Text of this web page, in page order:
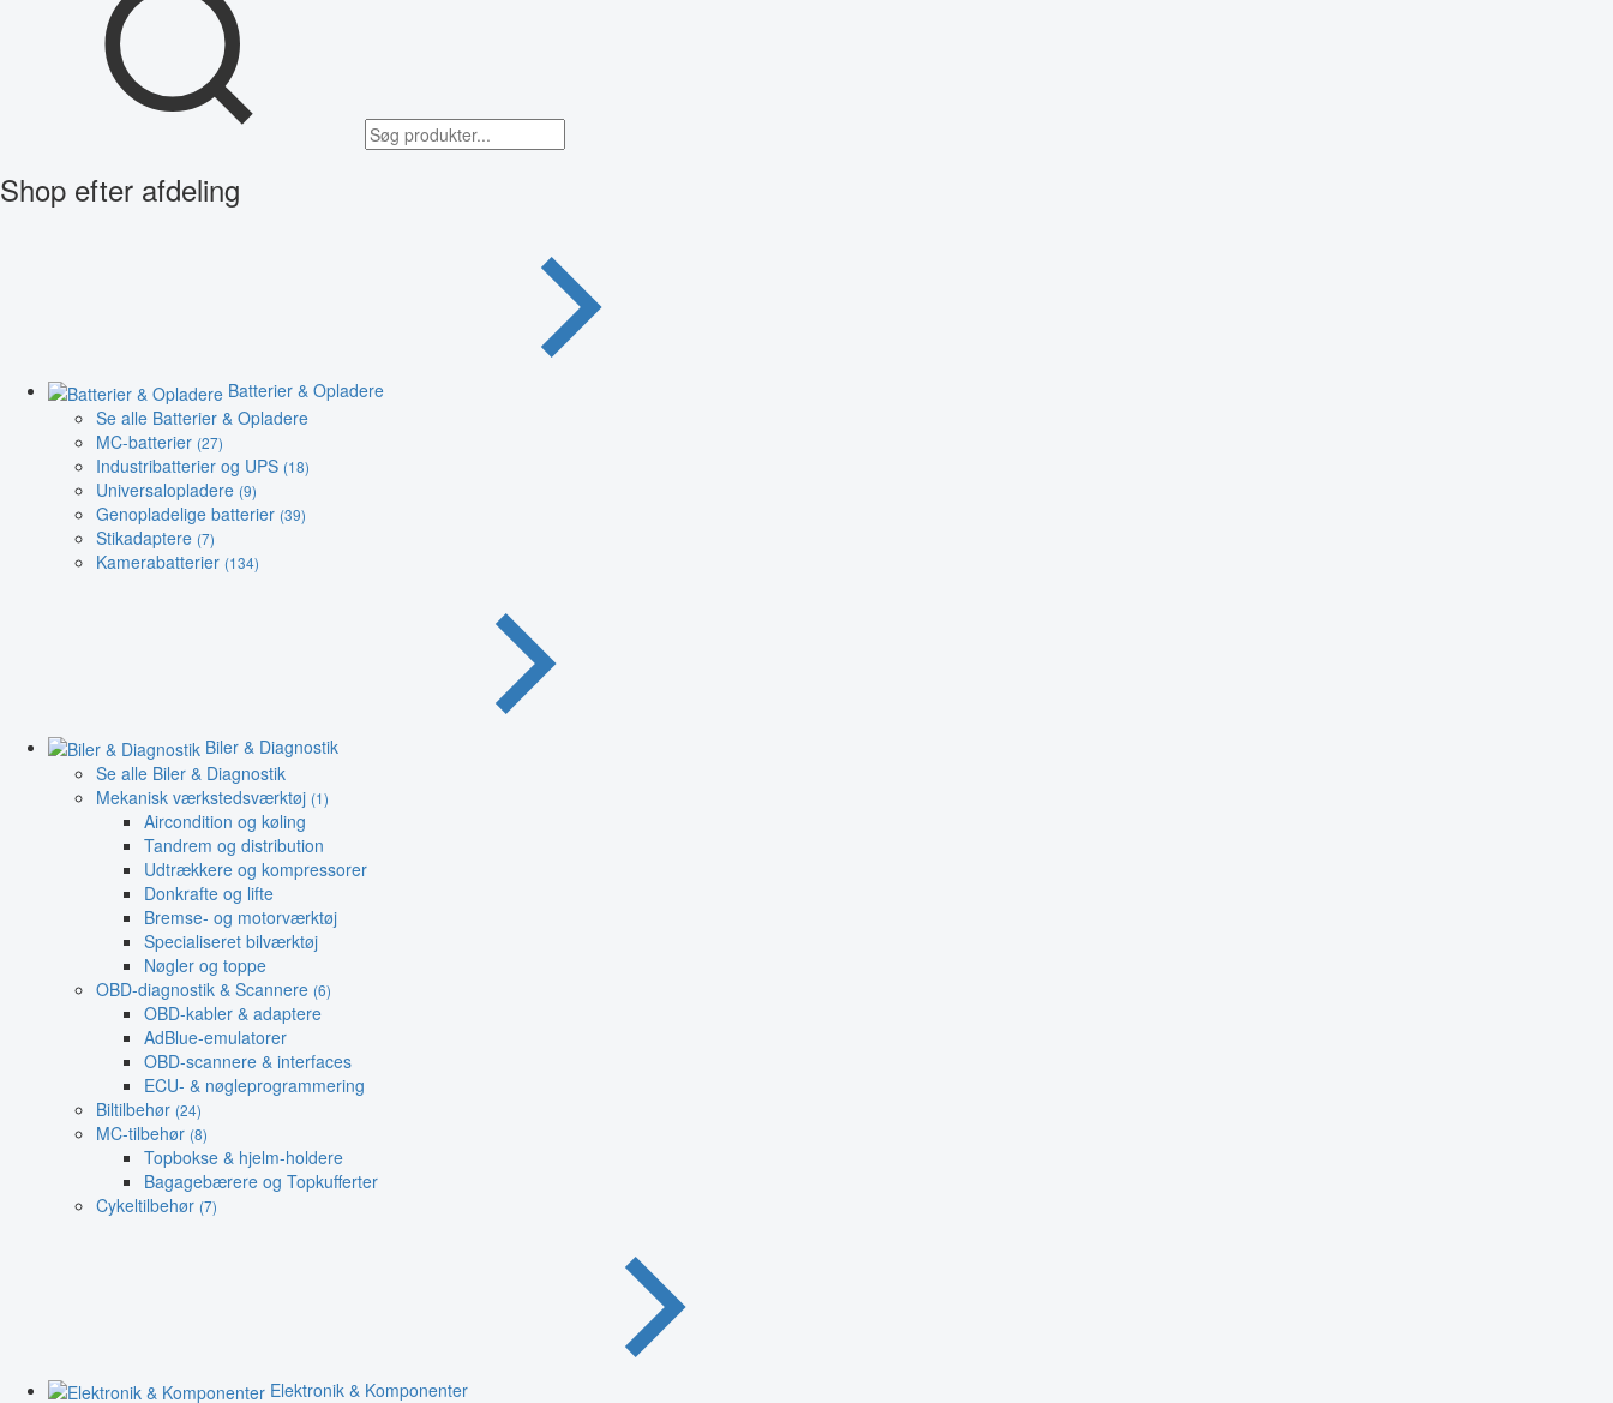
Shop efter afdeling
Batterier & Opladere
Se alle Batterier & Opladere
MC-batterier (27)
Industribatterier og UPS (18)
Universalopladere (9)
Genopladelige batterier (39)
Stikadaptere (7)
Kamerabatterier (134)
Biler & Diagnostik
Se alle Biler & Diagnostik
Mekanisk værkstedsværktøj (1)
Aircondition og køling
Tandrem og distribution
Udtrækkere og kompressorer
Donkrafte og lifte
Bremse- og motorværktøj
Specialiseret bilværktøj
Nøgler og toppe
OBD-diagnostik & Scannere (6)
OBD-kabler & adaptere
AdBlue-emulatorer
OBD-scannere & interfaces
ECU- & nøgleprogrammering
Biltilbehør (24)
MC-tilbehør (8)
Topbokse & hjelm-holdere
Bagagebærere og Topkufferter
Cykeltilbehør (7)
Elektronik & Komponenter